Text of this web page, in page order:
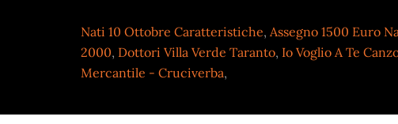
Nati 10 Ottobre Caratteristiche, Assegno 1500 Euro
2000, Dottori Villa Verde Taranto, Io Voglio A Te
Mercantile - Cruciverba,